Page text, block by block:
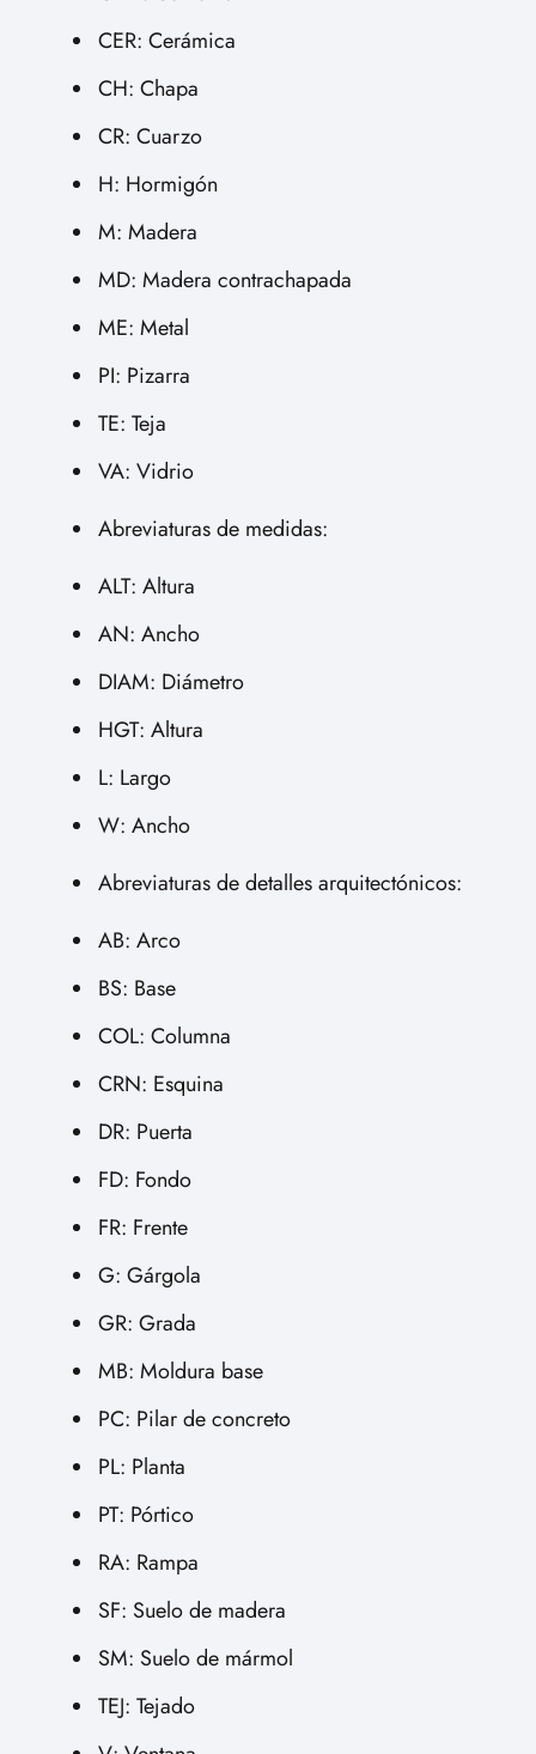
CER: Cerámica
CH: Chapa
CR: Cuarzo
H: Hormigón
M: Madera
MD: Madera contrachapada
ME: Metal
PI: Pizarra
TE: Teja
VA: Vidrio
Abreviaturas de medidas:
ALT: Altura
AN: Ancho
DIAM: Diámetro
HGT: Altura
L: Largo
W: Ancho
Abreviaturas de detalles arquitectónicos:
AB: Arco
BS: Base
COL: Columna
CRN: Esquina
DR: Puerta
FD: Fondo
FR: Frente
G: Gárgola
GR: Grada
MB: Moldura base
PC: Pilar de concreto
PL: Planta
PT: Pórtico
RA: Rampa
SF: Suelo de madera
SM: Suelo de mármol
TEJ: Tejado